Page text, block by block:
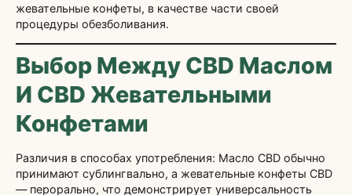
жевательные конфеты, в качестве части своей
процедуры обезболивания.
Выбор Между CBD Маслом
И CBD Жевательными
Конфетами
Различия в способах употребления: Масло CBD обычно
принимают сублингвально, а жевательные конфеты CBD
— перорально, что демонстрирует универсальность